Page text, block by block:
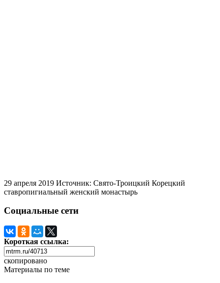
29 апреля 2019 Источник: Свято-Троицкий Корецкий
ставропигиальный женский монастырь
Социальные сети
Короткая ссылка:
скопировано
Материалы по теме